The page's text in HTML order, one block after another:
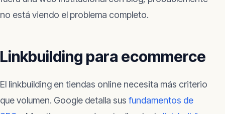
no está viendo el problema completo.
Linkbuilding para ecommerce
El linkbuilding en tiendas online necesita más criterio
que volumen. Google detalla sus fundamentos de